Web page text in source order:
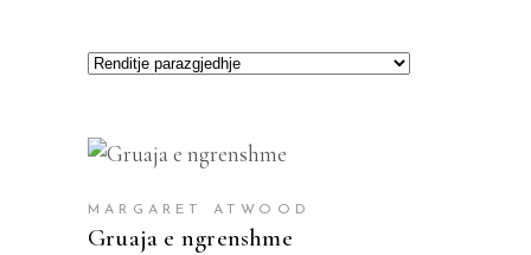
SHTOJE NË SHPORTË
MARGARET ATWOOD
Gruaja e ngrenshme